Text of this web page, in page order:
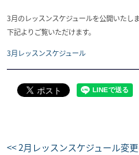
3月のレッスンスケジュールを公開いたしま
下記よりご覧いただけます。
3月レッスンスケジュール
<< 2月レッスンスケジュール変